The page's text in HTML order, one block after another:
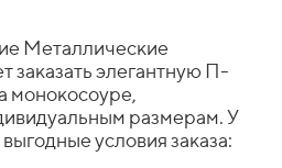
Металлические
заказать элегантную П-
монокосоуре,
размерам. У
условия заказа: